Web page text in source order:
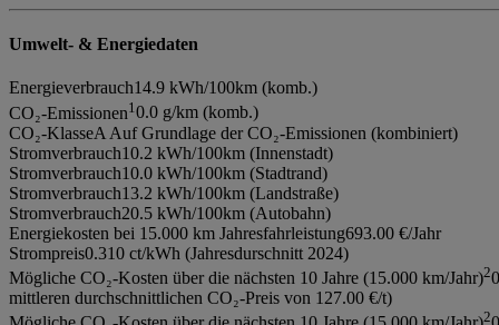
Umwelt- & Energiedaten
Energieverbrauch14.9 kWh/100km (komb.)
CO₂-Emissionen1 0.0 g/km (komb.)
CO₂-KlasseA Auf Grundlage der CO₂-Emissionen (kombiniert)
Stromverbrauch10.2 kWh/100km (Innenstadt)
Stromverbrauch10.0 kWh/100km (Stadtrand)
Stromverbrauch13.2 kWh/100km (Landstraße)
Stromverbrauch20.5 kWh/100km (Autobahn)
Energiekosten bei 15.000 km Jahresfahrleistung693.00 €/Jahr
Strompreis0.310 ct/kWh (Jahresdurschnitt 2024)
Mögliche CO₂-Kosten über die nächsten 10 Jahre (15.000 km/Jahr)2
mittleren durchschnittlichen CO₂-Preis von 127.00 €/t)
2